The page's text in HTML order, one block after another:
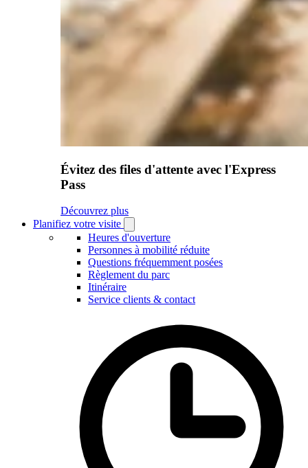
Évitez des files d'attente avec l'Express
Pass
Découvrez plus
Planifiez votre visite
Planifiez
votre
visite
submenu
Heures d'ouverture
Personnes à mobilité réduite
Questions fréquemment posées
Règlement du parc
Itinéraire
Service clients & contact